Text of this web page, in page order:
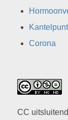
Corona
CC